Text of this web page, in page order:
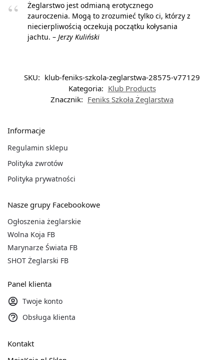
Żeglarstwo jest odmianą erotycznego
zauroczenia. Mogą to zrozumieć tylko ci, którzy z
niecierpliwością oczekują początku kołysania
jachtu. – Jerzy Kuliński
SKU: klub-feniks-szkola-zeglarstwa-28575-v77129
Kategoria: Klub Products
Znacznik: Feniks Szkoła Żeglarstwa
Informacje
Regulamin sklepu
Polityka zwrotów
Polityka prywatności
Nasze grupy Facebookowe
Ogłoszenia żeglarskie
Wolna Koja FB
Marynarze Świata FB
SHOT Żeglarski FB
Panel klienta
Twoje konto
Obsługa klienta
Kontakt